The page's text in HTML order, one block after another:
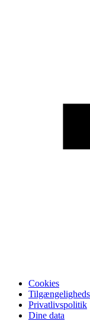
Cookies
Privatlivspolitik
Dine data